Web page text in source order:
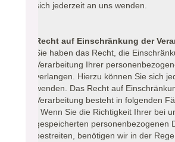
sich jederzeit an uns wenden.
Recht auf Einschränkung der
Sie haben das Recht, die
Verarbeitung Ihrer
verlangen. Hierzu können Sie sich
wenden. Das Recht auf
Verarbeitung besteht in folgenden
- Wenn Sie die Richtigkeit Ihrer bei
gespeicherten personenbezogenen
bestreiten, benötigen wir in der